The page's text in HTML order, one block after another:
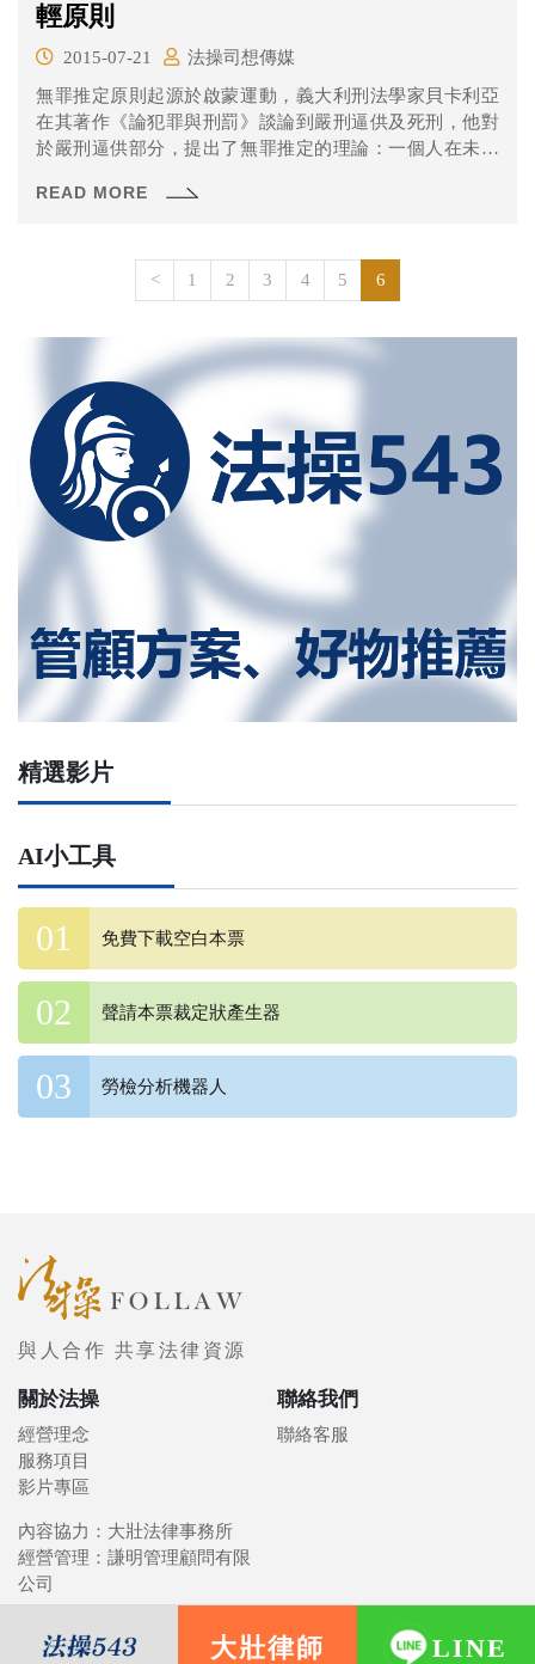
輕原則
2015-07-21
法操司想傳媒
無罪推定原則起源於啟蒙運動，義大利刑法學家貝卡利亞
在其著作《論犯罪與刑罰》談論到嚴刑逼供及死刑，他對
於嚴刑逼供部分，提出了無罪推定的理論：一個人在未受
已經侵犯其所受到公共保護的契約，那麼社會就不能取消
READ MORE
< 1 2 3 4 5 6
精選影片
AI小工具
免費下載空白本票
聲請本票裁定狀產生器
勞檢分析機器人
與人合作 共享法律資源
關於法操
經營理念
服務項目
影片專區
聯絡我們
聯絡客服
內容協力：大壯法律事務所
經營管理：謙明管理顧問有限
公司
大壯律師 LINE